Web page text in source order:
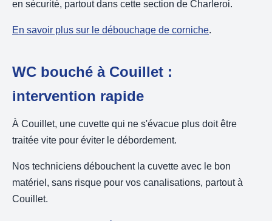
en sécurité, partout dans cette section de Charleroi.
En savoir plus sur le débouchage de corniche.
WC bouché à Couillet :
intervention rapide
À Couillet, une cuvette qui ne s'évacue plus doit être
traitée vite pour éviter le débordement.
Nos techniciens débouchent la cuvette avec le bon
matériel, sans risque pour vos canalisations, partout à
Couillet.